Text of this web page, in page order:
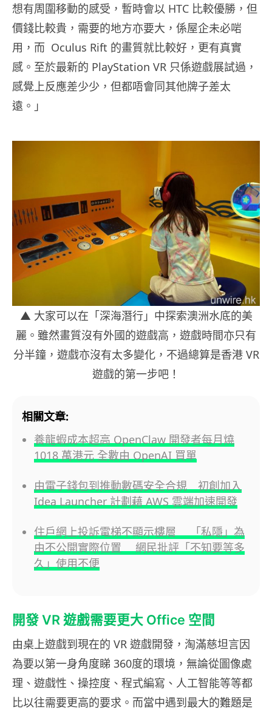
想有周圍移動的感受，暫時會以 HTC 比較優勝，但
價錢比較貴，需要的地方亦要大，係屋企未必啱
用，而 Oculus Rift 的畫質就比較好，更有真實
感。至於最新的 PlayStation VR 只係遊戲展試過，
感覺上反應差少少，但都唔會同其他牌子差太
遠。」
▲ 大家可以在「深海潛行」中探索澳洲水底的美
麗。雖然畫質沒有外國的遊戲高，遊戲時間亦只有
分半鐘，遊戲亦沒有太多變化，不過總算是香港 VR
遊戲的第一步吧！
相關文章:
養龍蝦成本超高 OpenClaw 開發者每月燒
1018 萬港元 全數由 OpenAI 買單
由電子錢包到推動數碼安全合規 初創加入
Idea Launcher 計劃藉 AWS 雲端加速開發
住戶網上投訴電梯不顯示樓層 「私隱」為
由不公開實際位置 網民批評「不知要等多
久」使用不便
開發 VR 遊戲需要更大 Office 空間
由桌上遊戲到現在的 VR 遊戲開發，淘滿慈坦言因
為要以第一身角度睇 360度的環境，無論從圖像處
理、遊戲性、操控度、程式編寫、人工智能等等都
比以往需要更高的要求。而當中遇到最大的難題是